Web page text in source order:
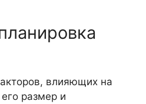
влияющих на
размер и